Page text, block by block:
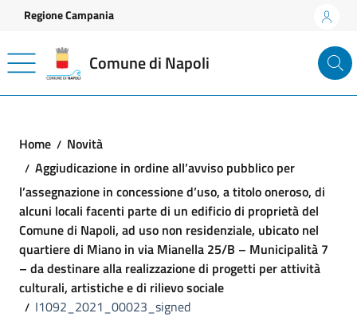
Vai ai contenuti
Vai al footer
Regione Campania
Comune di Napoli
Home
Novità
Aggiudicazione in ordine all’avviso pubblico per
l’assegnazione in concessione d’uso, a titolo oneroso, di
alcuni locali facenti parte di un edificio di proprietà del
Comune di Napoli, ad uso non residenziale, ubicato nel
quartiere di Miano in via Mianella 25/B – Municipalità 7
– da destinare alla realizzazione di progetti per attività
culturali, artistiche e di rilievo sociale
I1092_2021_00023_signed